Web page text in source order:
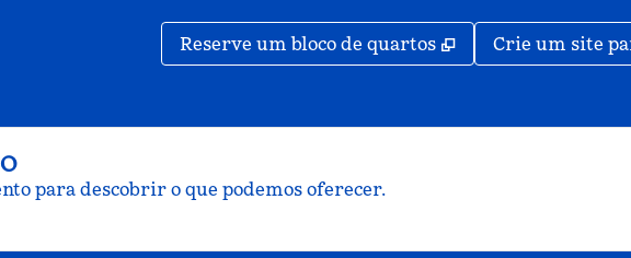
Reserve um bloco de quartos , Abre nova guia
Crie um site
para descobrir o que podemos oferecer.